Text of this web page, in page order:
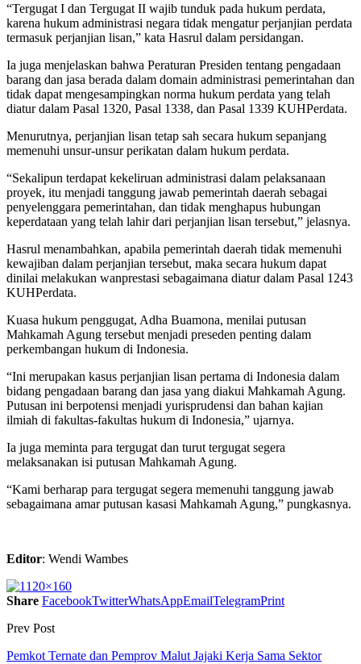
“Tergugat I dan Tergugat II wajib tunduk pada hukum perdata,
karena hukum administrasi negara tidak mengatur perjanjian perdata
termasuk perjanjian lisan,” kata Hasrul dalam persidangan.
Ia juga menjelaskan bahwa Peraturan Presiden tentang pengadaan
barang dan jasa berada dalam domain administrasi pemerintahan dan
tidak dapat mengesampingkan norma hukum perdata yang telah
diatur dalam Pasal 1320, Pasal 1338, dan Pasal 1339 KUHPerdata.
Menurutnya, perjanjian lisan tetap sah secara hukum sepanjang
memenuhi unsur-unsur perikatan dalam hukum perdata.
“Sekalipun terdapat kekeliruan administrasi dalam pelaksanaan
proyek, itu menjadi tanggung jawab pemerintah daerah sebagai
penyelenggara pemerintahan, dan tidak menghapus hubungan
keperdataan yang telah lahir dari perjanjian lisan tersebut,” jelasnya.
Hasrul menambahkan, apabila pemerintah daerah tidak memenuhi
kewajiban dalam perjanjian tersebut, maka secara hukum dapat
dinilai melakukan wanprestasi sebagaimana diatur dalam Pasal 1243
KUHPerdata.
Kuasa hukum penggugat, Adha Buamona, menilai putusan
Mahkamah Agung tersebut menjadi preseden penting dalam
perkembangan hukum di Indonesia.
“Ini merupakan kasus perjanjian lisan pertama di Indonesia dalam
bidang pengadaan barang dan jasa yang diakui Mahkamah Agung.
Putusan ini berpotensi menjadi yurisprudensi dan bahan kajian
ilmiah di fakultas-fakultas hukum di Indonesia,” ujarnya.
Ia juga meminta para tergugat dan turut tergugat segera
melaksanakan isi putusan Mahkamah Agung.
“Kami berharap para tergugat segera memenuhi tanggung jawab
sebagaimana amar putusan kasasi Mahkamah Agung,” pungkasnya.
Editor: Wendi Wambes
Share FacebookTwitterWhatsAppEmailTelegramPrint
Prev Post
Pemkot Ternate dan Pemprov Malut Jajaki Kerja Sama Sektor